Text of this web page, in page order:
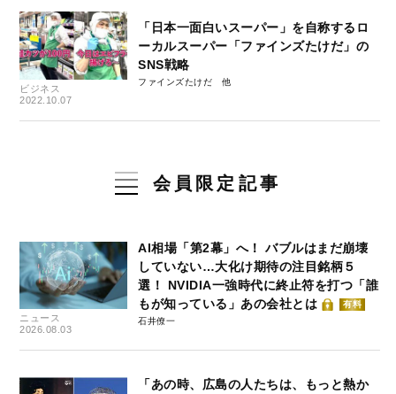
ビジネス
2022.10.07
「日本一面白いスーパー」を自称するロ
ーカルスーパー「ファインズたけだ」の
SNS戦略
ファインズたけだ
会員限定記事
ニュース
2026.08.03
AI相場「第2幕」へ！ バブルはまだ崩壊
していない…大化け期待の注目銘柄５
選！ NVIDIA一強時代に終止符を打つ「誰
もが知っている」あの会社とは
有料
石井僚一
「あの時、広島の人たちは、もっと熱か